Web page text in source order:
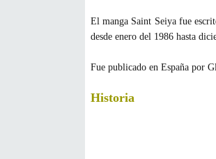
El manga Saint Seiya fue
desde enero del 1986 hasta
Fue publicado en España por
Historia